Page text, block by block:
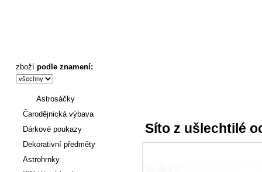
zboží podle znamení:
Síto z ušlechtilé
Astrosáčky
Čarodějnická výbava
Dárkové poukazy
Dekorativní předměty
Astrohrnky